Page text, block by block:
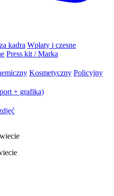
kadra Wpłaty i czesne
Press kit / Marka
Kosmetyczny Policyjny
+ grafika)